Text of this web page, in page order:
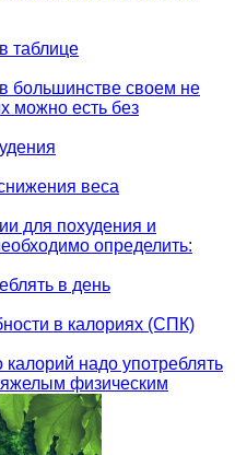
таблице
большинстве своем не
можно есть без
веса
для похудения и
определить:
в калориях (СПК)
надо употреблять
физическим